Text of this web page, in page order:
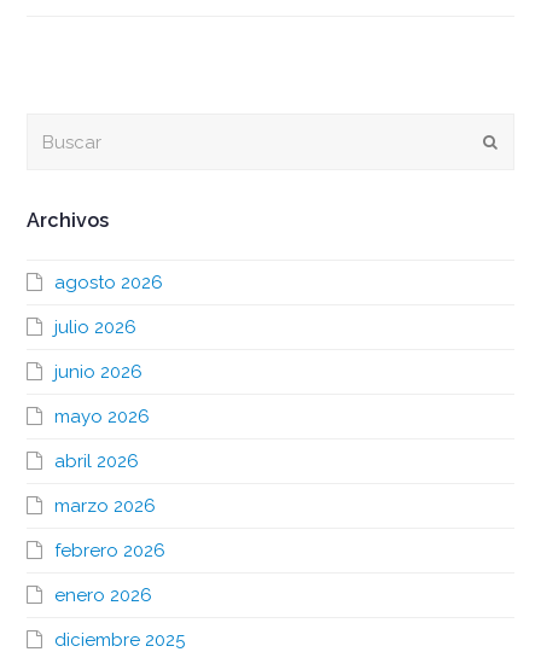
Archivos
agosto 2026
julio 2026
junio 2026
mayo 2026
abril 2026
marzo 2026
febrero 2026
enero 2026
diciembre 2025